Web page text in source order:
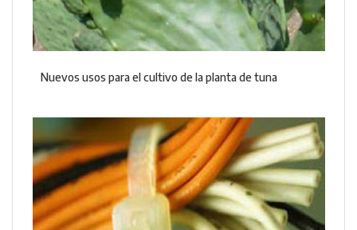
Nuevos usos para el cultivo de la planta de tuna